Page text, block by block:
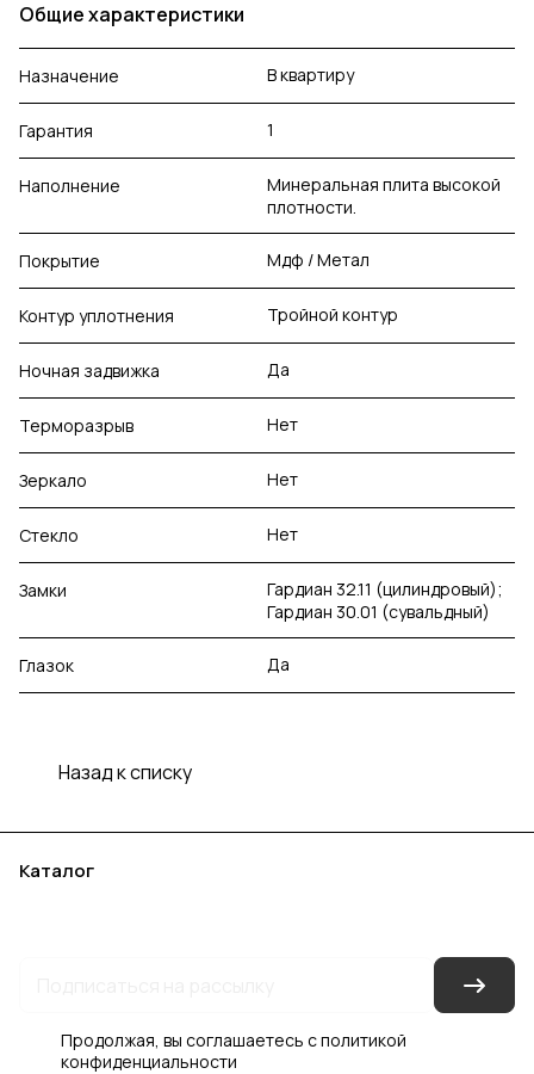
Общие характеристики
Назначение В квартиру
Гарантия 1
Наполнение
Минеральная плита высокой
плотности.
Покрытие Мдф / Метал
Контур уплотнения Тройной контур
Ночная задвижка Да
Терморазрыв Нет
Зеркало Нет
Стекло Нет
Замки
Гардиан 32.11 (цилиндровый);
Гардиан 30.01 (сувальдный)
Глазок Да
Назад к списку
Каталог
Продолжая, вы соглашаетесь сполитикой
конфиденциальности